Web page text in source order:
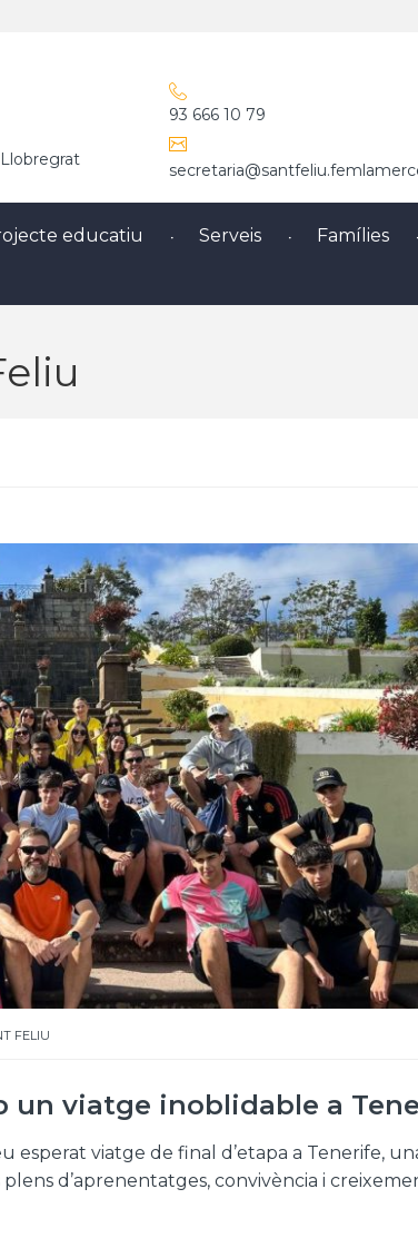
93 666 10 79
educatiu Serveis Famílies
FELIU
un viatge inoblidable a
esperat viatge de final d’etapa a Tenerife,
d’aprenentatges, convivència i